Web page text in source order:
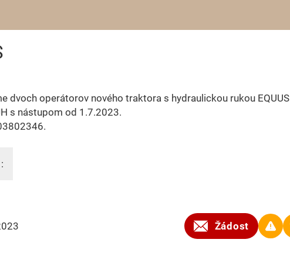
dvoch operátorov nového traktora s hydraulickou rukou EQUUS
s nástupom od 1.7.2023.
Žádost